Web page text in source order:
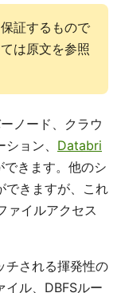
証するもので
は原文を参照
ノード、クラウ
ョン、 Databri
きます。他のシ
できますが、これ
ァイルアクセス
チされる揮発性の
イル、DBFSルー